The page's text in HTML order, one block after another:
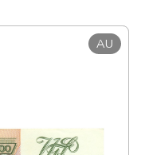
AU